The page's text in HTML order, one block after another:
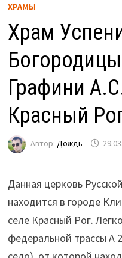
ХРАМЫ
Храм
Графини
Красный
Автор: Дождь
Данная церковь
находится в городе
селе Красный Рог.
федеральной трассы А